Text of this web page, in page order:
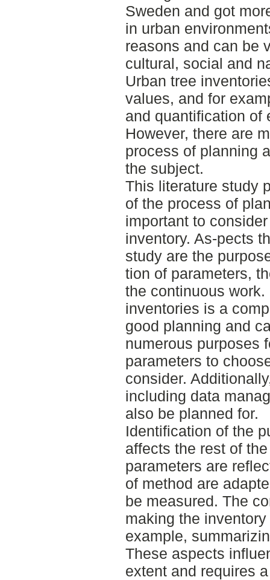
Sweden and got
in urban
reasons and can be
cultural, social and
Urban tree
values, and for
and quantification of
However, there are
process of planning
the subject.
This literature study
of the process of
important to
inventory. As-pects
study are the
tion of parameters,
the continuous
inventories is a
good planning and
numerous purposes
parameters to
consider.
including data
also be planned for.
Identification of the
affects the rest of
parameters are
of method are
be measured. The
making the
example,
These aspects
extent and requires